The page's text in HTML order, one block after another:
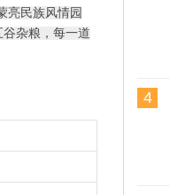
亮民族风情园
杂粮，每一道
4